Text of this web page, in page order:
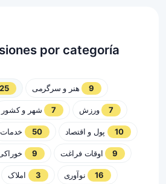
por categoría
25 هنر و سرگرمی 9
شهر و کشور 7 ورزش 7
50 پول و اقتصاد 10
9 اوقات فراغت 9
3 نوآوری 16